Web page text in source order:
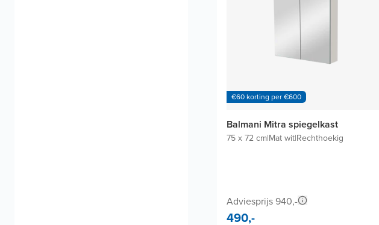
€60 korting per €600
Balmani Mitra spiegelkast
75 x 72 cm|Mat wit|Rechthoekig
Adviesprijs 940,-
490,-